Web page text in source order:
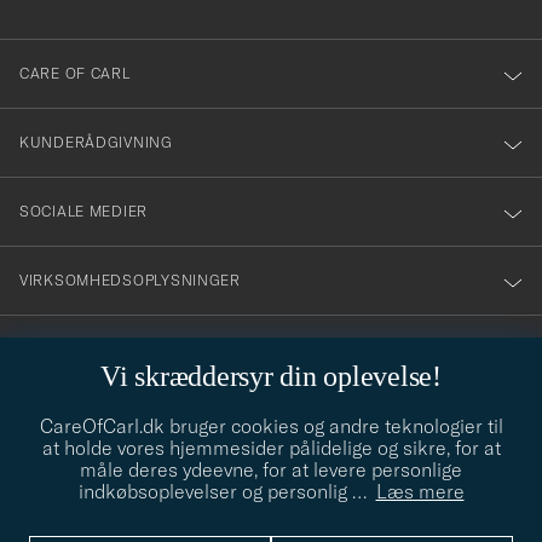
Vi skræddersyr din oplevelse!
CareOfCarl.dk bruger cookies og andre teknologier til
at holde vores hjemmesider pålidelige og sikre, for at
måle deres ydeevne, for at levere personlige
indkøbsoplevelser og personlig … Læs mere
dig
till
vårt
nyhetsbrev!
CARE OF CARL
KUNDERÅDGIVNING
SOCIALE MEDIER
VIRKSOMHEDSOPLYSNINGER
info@careofcarl.dk
Behøver du hjælp til at finde din stil? Lad os hjælpe dig, vi hjælper
gerne til!
STILRÅD